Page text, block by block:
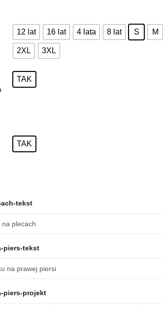
12 lat 16 lat 4 lata 8 lat S M
2XL 3XL
TAK
TAK
tekst
piers-tekst
piers-projekt